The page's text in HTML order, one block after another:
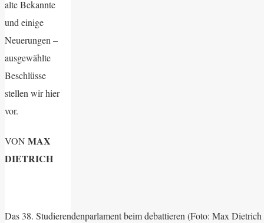
alte Bekannte
und einige
Neuerungen –
ausgewählte
Beschlüsse
stellen wir hier
vor.
VON MAX
DIETRICH
Das 38. Studierendenparlament beim debattieren (Foto: Max